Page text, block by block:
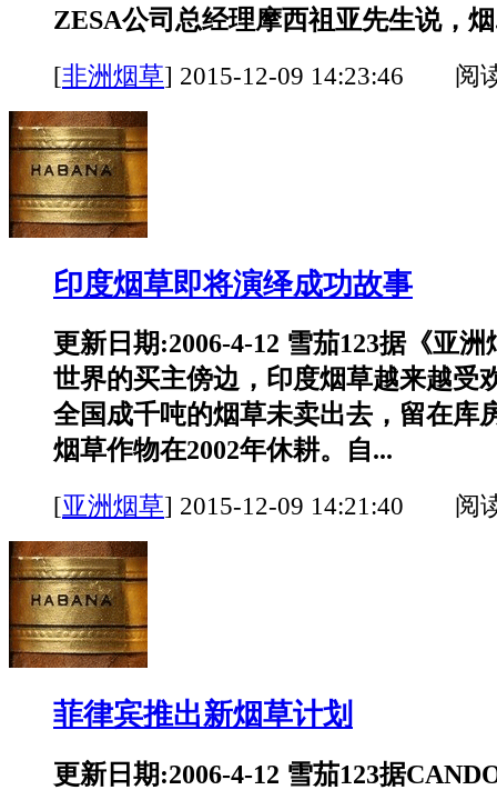
ZESA公司总经理摩西祖亚先生说，
[非洲烟草] 2015-12-09 14:23:46 阅
印度烟草即将演绎成功故事
更新日期:2006-4-12 雪茄123据《亚
世界的买主傍边，印度烟草越来越受
全国成千吨的烟草未卖出去，留在库
烟草作物在2002年休耕。自...
[亚洲烟草] 2015-12-09 14:21:40 阅
菲律宾推出新烟草计划
更新日期:2006-4-12 雪茄123据